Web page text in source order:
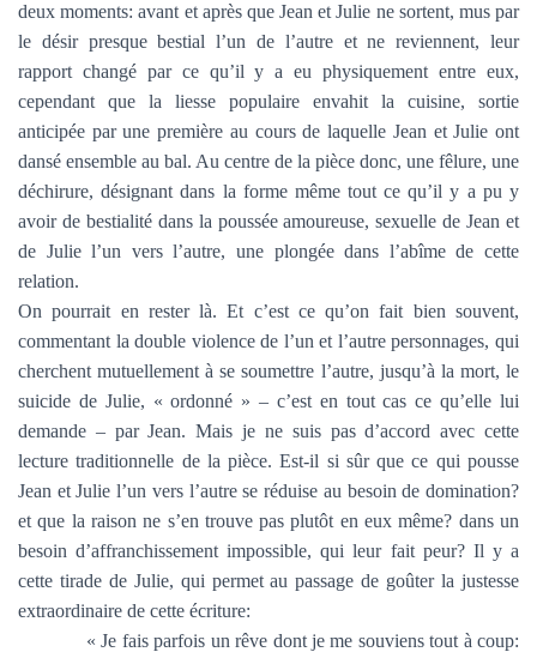
deux moments: avant et après que Jean et Julie ne sortent, mus par
le désir presque bestial l’un de l’autre et ne reviennent, leur
rapport changé par ce qu’il y a eu physiquement entre eux,
cependant que la liesse populaire envahit la cuisine, sortie
anticipée par une première au cours de laquelle Jean et Julie ont
dansé ensemble au bal. Au centre de la pièce donc, une fêlure, une
déchirure, désignant dans la forme même tout ce qu’il y a pu y
avoir de bestialité dans la poussée amoureuse, sexuelle de Jean et
de Julie l’un vers l’autre, une plongée dans l’abîme de cette
relation.
On pourrait en rester là. Et c’est ce qu’on fait bien souvent,
commentant la double violence de l’un et l’autre personnages, qui
cherchent mutuellement à se soumettre l’autre, jusqu’à la mort, le
suicide de Julie, « ordonné » – c’est en tout cas ce qu’elle lui
demande – par Jean. Mais je ne suis pas d’accord avec cette
lecture traditionnelle de la pièce. Est-il si sûr que ce qui pousse
Jean et Julie l’un vers l’autre se réduise au besoin de domination?
et que la raison ne s’en trouve pas plutôt en eux même? dans un
besoin d’affranchissement impossible, qui leur fait peur? Il y a
cette tirade de Julie, qui permet au passage de goûter la justesse
extraordinaire de cette écriture:
« Je fais parfois un rêve dont je me souviens tout à coup: